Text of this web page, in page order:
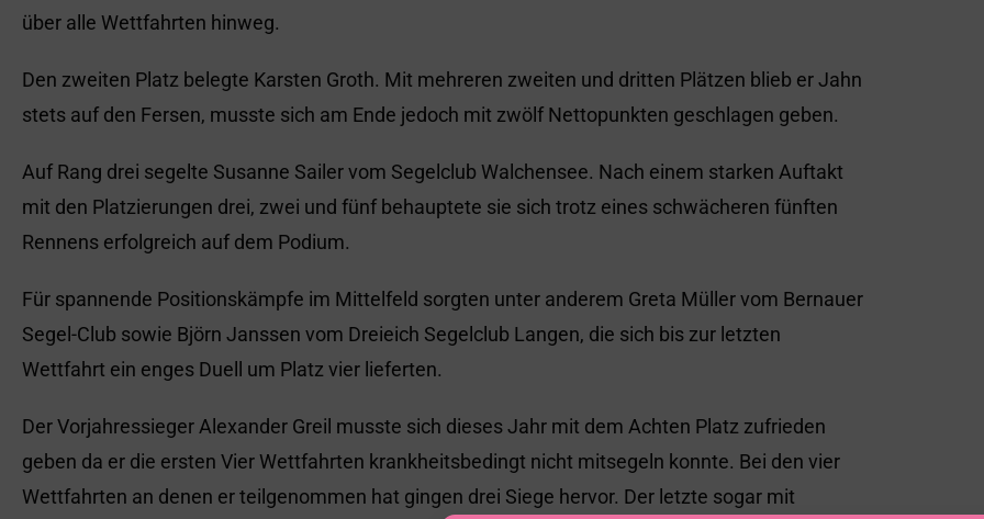
über alle Wettfahrten hinweg.
Den zweiten Platz belegte Karsten Groth. Mit mehreren zweiten und dritten Plätzen blieb er Jahn
stets auf den Fersen, musste sich am Ende jedoch mit zwölf Nettopunkten geschlagen geben.
Auf Rang drei segelte Susanne Sailer vom Segelclub Walchensee. Nach einem starken Auftakt
mit den Platzierungen drei, zwei und fünf behauptete sie sich trotz eines schwächeren fünften
Rennens erfolgreich auf dem Podium.
Für spannende Positionskämpfe im Mittelfeld sorgten unter anderem Greta Müller vom Bernauer
Segel-Club sowie Björn Janssen vom Dreieich Segelclub Langen, die sich bis zur letzten
Wettfahrt ein enges Duell um Platz vier lieferten.
Der Vorjahressieger Alexander Greil musste sich dieses Jahr mit dem Achten Platz zufrieden
geben da er die ersten Vier Wettfahrten krankheitsbedingt nicht mitsegeln konnte. Bei den vier
Wettfahrten an denen er teilgenommen hat gingen drei Siege hervor. Der letzte sogar mit